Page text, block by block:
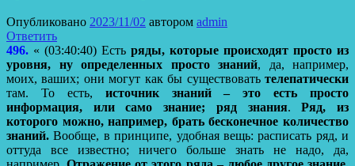
Опубликовано 2023/11/02 автором admin
Ответить
496. « (03:40:40) Есть ряды, которые происходят просто из
уровня, ну определенных просто знаний, да, например,
моих, ваших; они могут как бы существовать телепатически
там. То есть, источник знаний – это есть просто
информация, или само знание; ряд знания.Ряд, из
которого можно, например, брать бесконечное количество
знаний. Вообще, в принципе, удобная вещь: расписать ряд, и
оттуда все известно; ничего больше знать не надо, да,